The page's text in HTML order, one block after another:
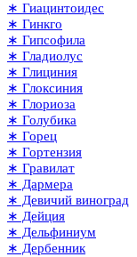
∗ Гиацинтоидес
∗ Гинкго
∗ Гипсофила
∗ Гладиолус
∗ Глициния
∗ Глоксиния
∗ Глориоза
∗ Голубика
∗ Горец
∗ Гортензия
∗ Гравилат
∗ Дармера
∗ Девичий виноград
∗ Дейция
∗ Дельфиниум
∗ Дербенник